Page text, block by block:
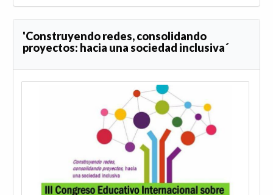
'Construyendo redes, consolidando
proyectos: hacia una sociedad inclusiva´